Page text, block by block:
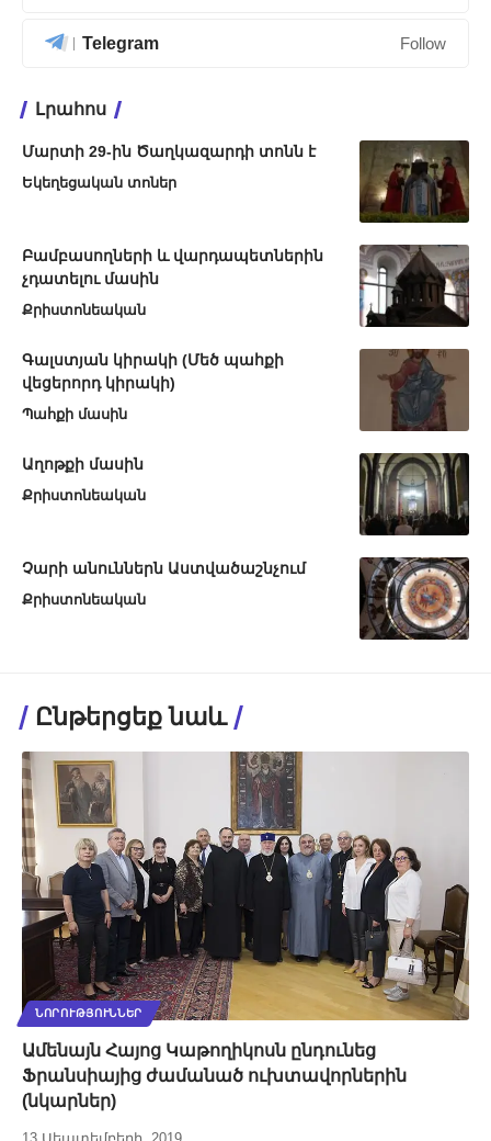
Telegram Follow
Լրահոս
Մարտի 29-ին Ծաղկազարդի տոնն է
Եկեղեցական տոներ
Բամբասողների և վարդապետներին
չդատելու մասին
Քրիստոնեական
Գալստյան կիրակի (Մեծ պահքի
վեցերորդ կիրակի)
Պահքի մասին
Աղոթքի մասին
Քրիստոնեական
Չարի անուններն Աստվածաշնչում
Քրիստոնեական
Ընթերցեք նաև
ՆՈՐՈՒԹՅՈՒՆՆԵՐ
Ամենայն Հայոց Կաթողիկոսն ընդունեց
Ֆրանսիայից ժամանած ուխտավորներին
(նկարներ)